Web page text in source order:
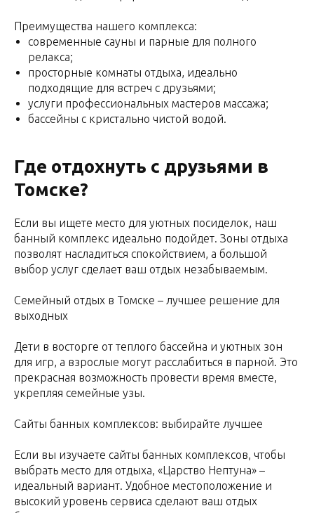
Преимущества нашего комплекса:
современные сауны и парные для полного
релакса;
просторные комнаты отдыха, идеально
подходящие для встреч с друзьями;
услуги профессиональных мастеров массажа;
бассейны с кристально чистой водой.
Где отдохнуть с друзьями в
Томске?
Если вы ищете место для уютных посиделок, наш
банный комплекс идеально подойдет. Зоны отдыха
позволят насладиться спокойствием, а большой
выбор услуг сделает ваш отдых незабываемым.
Семейный отдых в Томске – лучшее решение для
выходных
Дети в восторге от теплого бассейна и уютных зон
для игр, а взрослые могут расслабиться в парной. Это
прекрасная возможность провести время вместе,
укрепляя семейные узы.
Сайты банных комплексов: выбирайте лучшее
Если вы изучаете сайты банных комплексов, чтобы
выбрать место для отдыха, «Царство Нептуна» –
идеальный вариант. Удобное местоположение и
высокий уровень сервиса сделают ваш отдых